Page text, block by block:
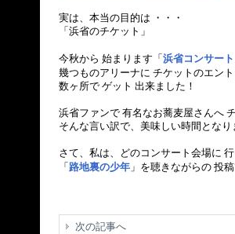
実は、本当の目的は ・・・
「浜省のチケット」
今秋から 始まります「 浜省コンサート
幾つものアリーナに チケットのエン
数ヶ所で ゲット 出来ました！
浜省ファンで 有名なお蕎麦屋さんへ
そんな言い訳で、美味しい時間となり
さて、私は、どのコンサート会場に
「 路地裏の少年 」を聴きながらの 投
次の記事へ